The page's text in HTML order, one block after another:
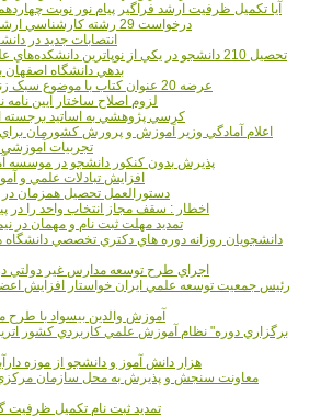
آیا تکمیل ظرفیت ارشد فراگیر پیام نور نوبت
درخواست 29 رشته کارشناسي ارشد بررسي مي شود
انتصابات جديد در
تحصيل 210 دانشجو در يکي از نوپاترين دانشکده‌هاي علوم پزشکي کشور
بدهي دانشگاه اصفهان
عرضه 20 عنوان کتاب با موضوع سبک زندگي به دانشگاه‌ها
لزوم اصلاح ساختار آيين
18 کرسي پژوهشي به اساتيد
اعلام آمادگي وزير آموزش و پرورش کشورمان براي
تجربيات
پذيرش بدون کنکور دانشجو در
افزايش تبادلات علمي و
دستورالعمل تحصیل همزمان در
اخطار : سقف مجاز انتخاب واحد را در
تمدید مهلت ثبت نام و مهمان در
دانشجويان روزانه دوره هاي دكتري تخصصي
اجراي طرح توسعه مدارس غير دولتي در 27 استان
رئيس جمعيت توسعه علمي ايران خواستار افزايش
آموزش والدين بيسواد با طرح
برگزاري دوره" نظام آموزش علمي كاربردي كشور
40 هزار دانش آموز و دانشجو از موزه
معاونت سنجش و پذيرش به محل سازمان مرکزي
تمديد ثبت نام تکميل